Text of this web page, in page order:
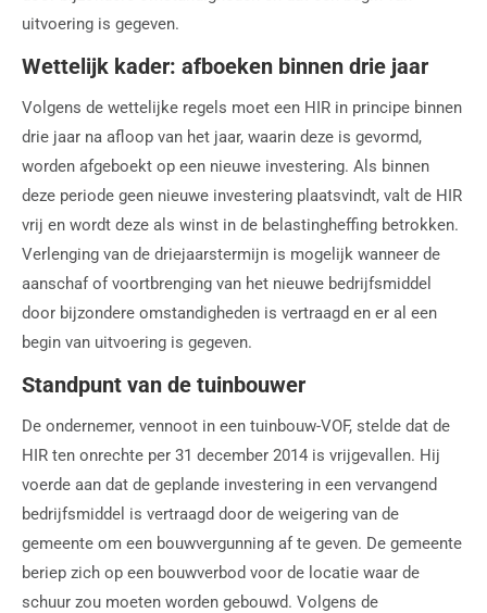
uitvoering is gegeven.
Wettelijk kader: afboeken binnen drie jaar
Volgens de wettelijke regels moet een HIR in principe binnen
drie jaar na afloop van het jaar, waarin deze is gevormd,
worden afgeboekt op een nieuwe investering. Als binnen
deze periode geen nieuwe investering plaatsvindt, valt de HIR
vrij en wordt deze als winst in de belastingheffing betrokken.
Verlenging van de driejaarstermijn is mogelijk wanneer de
aanschaf of voortbrenging van het nieuwe bedrijfsmiddel
door bijzondere omstandigheden is vertraagd en er al een
begin van uitvoering is gegeven.
Standpunt van de tuinbouwer
De ondernemer, vennoot in een tuinbouw-VOF, stelde dat de
HIR ten onrechte per 31 december 2014 is vrijgevallen. Hij
voerde aan dat de geplande investering in een vervangend
bedrijfsmiddel is vertraagd door de weigering van de
gemeente om een bouwvergunning af te geven. De gemeente
beriep zich op een bouwverbod voor de locatie waar de
schuur zou moeten worden gebouwd. Volgens de